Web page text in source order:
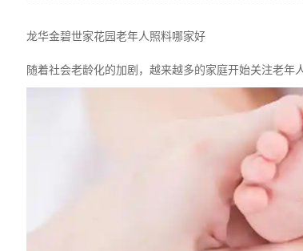
龙华金碧世家花园老年人照料哪家好
随着社会老龄化的加剧，越来越多的家庭开始关注老年